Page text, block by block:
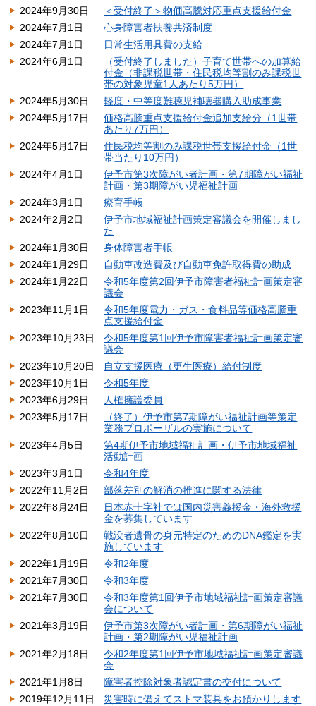
2024年9月30日
＜受付終了＞物価高騰対応重点支援給付金
2024年7月1日
心身障害者扶養共済制度
2024年7月1日
日常生活用具費の支給
2024年6月1日
（受付終了しました）子育て世帯への加算給
付金（非課税世帯・住民税均等割のみ課税世
帯の対象児童1人あたり5万円）
2024年5月30日
軽度・中等度難聴児補聴器購入助成事業
2024年5月17日
価格高騰重点支援給付金追加支給分（1世帯
あたり7万円）
2024年5月17日
住民税均等割のみ課税世帯支援給付金（1世
帯当たり10万円）
2024年4月1日
伊予市第3次障がい者計画・第7期障がい福祉
計画・第3期障がい児福祉計画
2024年3月1日
療育手帳
2024年2月2日
伊予市地域福祉計画策定審議会を開催しまし
た
2024年1月30日
身体障害者手帳
2024年1月29日
自動車改造費及び自動車免許取得費の助成
2024年1月22日
令和5年度第2回伊予市障害者福祉計画策定審
議会
2023年11月1日
令和5年度電力・ガス・食料品等価格高騰重
点支援給付金
2023年10月23日
令和5年度第1回伊予市障害者福祉計画策定審
議会
2023年10月20日
自立支援医療（更生医療）給付制度
2023年10月1日
令和5年度
2023年6月29日
人権擁護委員
2023年5月17日
（終了）伊予市第7期障がい福祉計画等策定
業務プロポーザルの実施について
2023年4月5日
第4期伊予市地域福祉計画・伊予市地域福祉
活動計画
2023年3月1日
令和4年度
2022年11月2日
部落差別の解消の推進に関する法律
2022年8月24日
日本赤十字社では国内災害義援金・海外救援
金を募集しています
2022年8月10日
戦没者遺骨の身元特定のためのDNA鑑定を実
施しています
2022年1月19日
令和2年度
2021年7月30日
令和3年度
2021年7月30日
令和3年度第1回伊予市地域福祉計画策定審議
会について
2021年3月19日
伊予市第3次障がい者計画・第6期障がい福祉
計画・第2期障がい児福祉計画
2021年2月18日
令和2年度第1回伊予市地域福祉計画策定審議
会
2021年1月8日
障害者控除対象者認定書の交付について
2019年12月11日
災害時に備えてストマ装具をお預かりします